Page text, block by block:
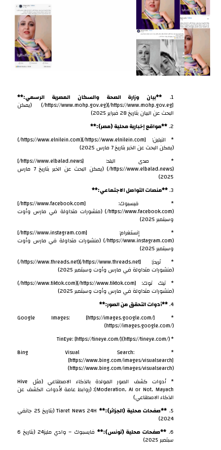
1.
**بيان وزارة الصحة والسكان المصرية الرسمي:**
[https://www.mohp.gov.eg/](https://www.mohp.gov.eg/) (يمكن
البحث عن البيان بتاريخ 28 فبراير 2025)
2. **مواقع إخبارية محلية (مصر):**
* النيلين: [https://www.elnilein.com/](https://www.elnilein.com/)
(يمكن البحث عن الخبر بتاريخ 7 مارس 2025)
* صدى البلد: [https://www.elbalad.news/]
(https://www.elbalad.news/) (يمكن البحث عن الخبر بتاريخ 7 مارس
2025)
3. **منصات التواصل الاجتماعي:**
* فيسبوك: [https://www.facebook.com/]
(https://www.facebook.com/) (منشورات متداولة في مارس وأوت
وسبتمبر 2025)
* إنستغرام: [https://www.instagram.com/]
(https://www.instagram.com/) (منشورات متداولة في مارس وأوت
وسبتمبر 2025)
* ثريدز: [https://www.threads.net/](https://www.threads.net/)
(منشورات متداولة في مارس وأوت وسبتمبر 2025)
* تيك توك: [https://www.tiktok.com/](https://www.tiktok.com/)
(منشورات متداولة في مارس وأوت وسبتمبر 2025)
4. **أدوات التحقق من الصور:**
* Google Images: [https://images.google.com/]
(https://images.google.com/)
* TinEye: [https://tineye.com/](https://tineye.com/)
* Bing Visual Search:
[https://www.bing.com/images/visualsearch]
(https://www.bing.com/images/visualsearch)
* أدوات كشف الصور المولدة بالذكاء الاصطناعي (مثل Hive
Moderation, AI or Not, Mayach): (روابط عامة لأدوات الكشف عن
الذكاء الاصطناعي)
5. **صفحات محلية (الجزائر):**
Tiaret News 24H (بتاريخ 25 جانفي
2024)
6. **صفحات محلية (تونس):**
فايسبوك – وادي مليز24 (بتاريخ 6
سبتمبر 2025)